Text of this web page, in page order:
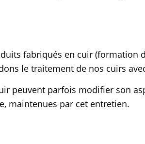
fabriqués en cuir (formation
le traitement de nos cuirs
peuvent parfois modifier son
maintenues par cet entretien.